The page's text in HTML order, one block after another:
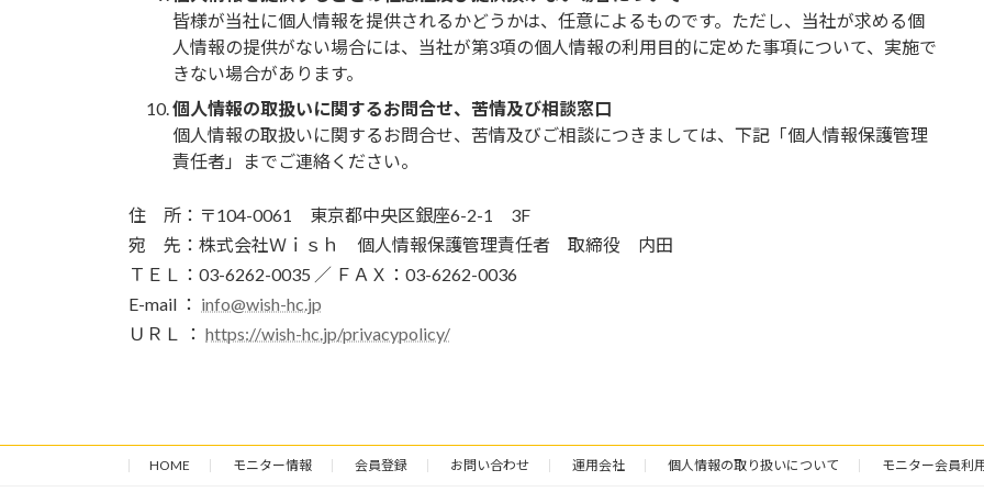
皆様が当社に個人情報を提供されるかどうかは、任意によるものです。ただし、当社が求める個
人情報の提供がない場合には、当社が第3項の個人情報の利用目的に定めた事項について、実施で
きない場合があります。
個人情報の取扱いに関するお問合せ、苦情及び相談窓口
個人情報の取扱いに関するお問合せ、苦情及びご相談につきましては、下記「個人情報保護管理
責任者」までご連絡ください。
住 所：〒104-0061 東京都中央区銀座6-2-1 3F
宛 先：株式会社Ｗｉｓｈ 個人情報保護管理責任者 取締役 内田
ＴＥＬ：03-6262-0035 ／ ＦＡＸ：03-6262-0036
E-mail ： info@wish-hc.jp
ＵＲＬ ： https://wish-hc.jp/privacypolicy/
HOME モニター情報 会員登録 お問い合わせ 運用会社 個人情報の取り扱いについて モニター会員利